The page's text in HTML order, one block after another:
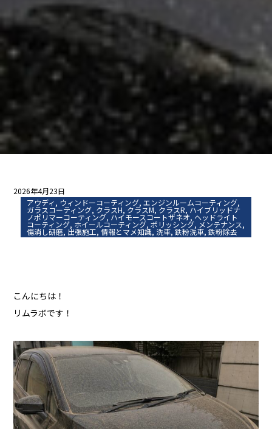
2026年4月23日
アウディ, ウィンドーコーティング,エンジンルームコーティング,
ガラスコーティング, クラスH,クラスM, クラスR, ハイブリッドナ
ノポリマーコーティング, ハイモースコートザネオ, ヘッドライト
コーティング, ホイールコーティング,ポリッシング, メンテナンス,
傷消し研磨, 出張施工,情報とマメ知識, 洗車,鉄粉洗車,鉄粉除去
こんにちは！
リムラボです！